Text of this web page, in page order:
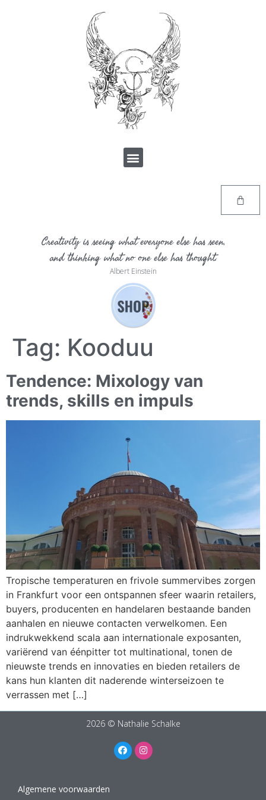
Creativity is seeing what everyone else has seen,
and thinking what no one else has thought.
Albert Einstein
Tag: Kooduu
Tendence: Mixology van
trends, skills en impuls
Tropische temperaturen en frivole summervibes zorgen
in Frankfurt voor een ontspannen sfeer waarin retailers,
buyers, producenten en handelaren bestaande banden
aanhalen en nieuwe contacten verwelkomen. Een
indrukwekkend scala aan internationale exposanten,
variërend van éénpitter tot multinational, tonen de
nieuwste trends en innovaties en bieden retailers de
kans hun klanten dit naderende winterseizoen te
verrassen met […]
2026 © Nathalie Schalke
Algemene voorwaarden